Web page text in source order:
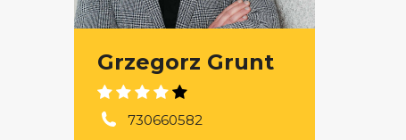
Grzegorz Grunt
730660582